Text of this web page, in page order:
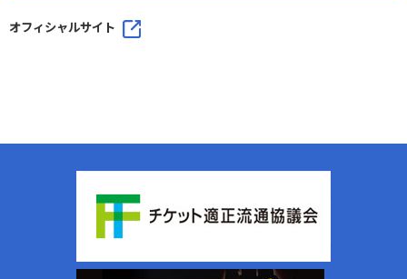
オフィシャルサイト